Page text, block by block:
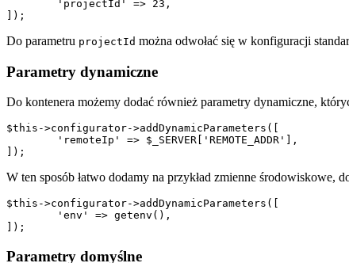
Do parametru projectId można odwołać się w konfiguracji
Parametry dynamiczne
Do kontenera możemy dodać również parametry dynamiczne,
$this->configurator->addDynamicParameters([
W ten sposób łatwo dodamy na przykład zmienne środowiskowe,
$this->configurator->addDynamicParameters([
Parametry domyślne